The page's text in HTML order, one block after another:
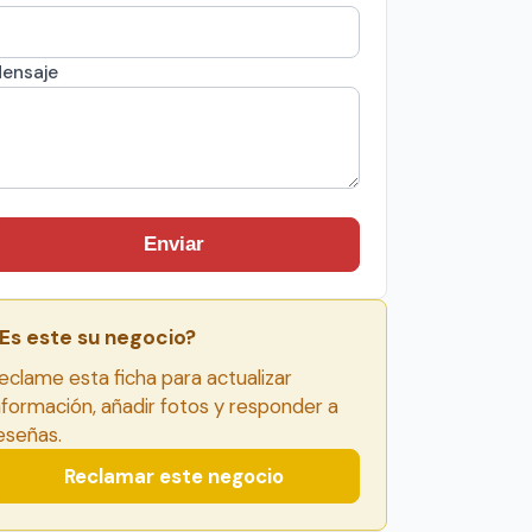
Enviar
este su negocio?
esta ficha para actualizar
añadir fotos y responder a
Reclamar este negocio